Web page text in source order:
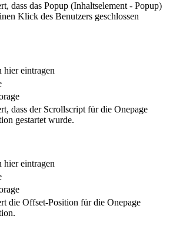
dass das Popup (Inhaltselement - Popup)
Klick des Benutzers geschlossen
hier eintragen
dass der Scrollscript für die Onepage
gestartet wurde.
hier eintragen
die Offset-Position für die Onepage